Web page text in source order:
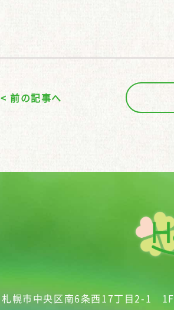
< 前の記事へ
札幌市中央区南6条西17丁目2-1 1F